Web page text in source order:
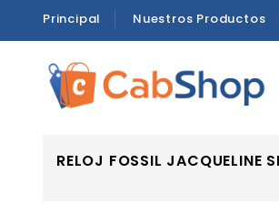
Principal Nuestros Productos
RELOJ FOSSIL JACQUELINE